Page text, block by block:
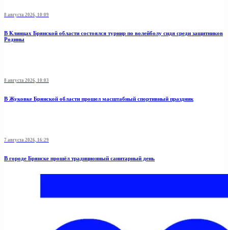
8 августа 2026, 10:09
В Клинцах Брянской области состоялся турнир по волейболу сидя среди защитников
Родины
8 августа 2026, 10:03
В Жуковке Брянской области прошел масштабный спортивный праздник
7 августа 2026, 16:29
В городе Брянске прошёл традиционный санитарный день